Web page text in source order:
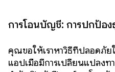
การโอนบัญชี: การปกป้อ
คุณขอให้เราหาวิธีที่ปลอดภัย
แอปเมื่อมีการเปลี่ยนแปลงทา